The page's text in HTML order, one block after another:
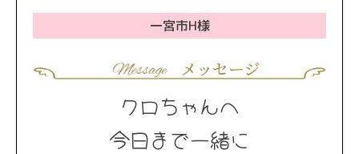
一宮市H様
クロちゃんへ
今日まで一緒に